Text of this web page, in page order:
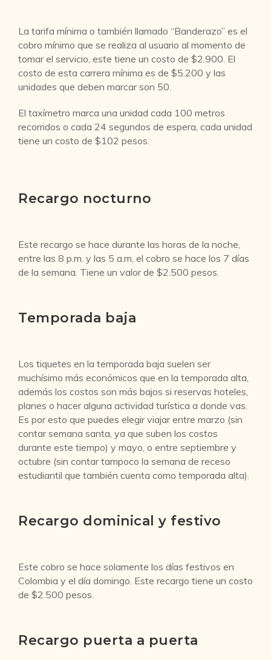
La tarifa mínima o también llamado “Banderazo” es el
cobro mínimo que se realiza al usuario al momento de
tomar el servicio, este tiene un costo de $2.900. El
costo de esta carrera mínima es de $5.200 y las
unidades que deben marcar son 50.
El taxímetro marca una unidad cada 100 metros
recorridos o cada 24 segundos de espera, cada unidad
tiene un costo de $102 pesos.
Recargo nocturno
Este recargo se hace durante las horas de la noche,
entre las 8 p.m. y las 5 a.m, el cobro se hace los 7 días
de la semana. Tiene un valor de $2.500 pesos.
Temporada baja
Los tiquetes en la temporada baja suelen ser
muchísimo más económicos que en la temporada alta,
además los costos son más bajos si reservas hoteles,
planes o hacer alguna actividad turística a donde vas.
Es por esto que puedes elegir viajar entre marzo (sin
contar semana santa, ya que suben los costos
durante este tiempo) y mayo, o entre septiembre y
octubre (sin contar tampoco la semana de receso
estudiantil que también cuenta como temporada alta).
Recargo dominical y festivo
Este cobro se hace solamente los días festivos en
Colombia y el día domingo. Este recargo tiene un costo
de $2.500 pesos.
Recargo puerta a puerta